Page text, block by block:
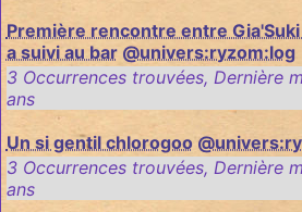
Première rencontre entre
a suivi au bar @univers:ryzom:log
3 Occurrences trouvées, Dernière
ans
Un si gentil chlorogoo
3 Occurrences trouvées, Dernière
ans